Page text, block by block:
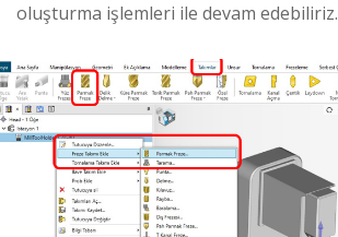
oluşturma işlemleri ile devam edebiliriz.